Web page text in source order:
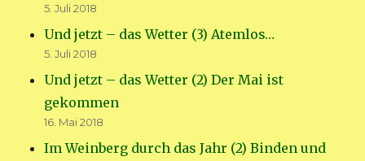
5. Juli 2018
Und jetzt – das Wetter (3) Atemlos…
5. Juli 2018
Und jetzt – das Wetter (2) Der Mai ist
gekommen
16. Mai 2018
Im Weinberg durch das Jahr (2) Binden und